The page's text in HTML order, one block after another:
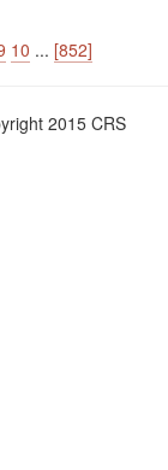
10 ... [852]
2015 CRS